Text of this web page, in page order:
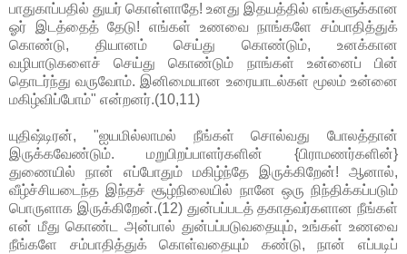
பாதுகாப்பதில் துயர் கொள்ளாதே! உனது இதயத்தில் எங்களுக்கான
ஓர் இடத்தைத் தேடு! எங்கள் உணவை நாங்களே சம்பாதித்துக்
கொண்டு, தியானம் செய்து கொண்டும், உனக்கான
வழிபாடுகளைச் செய்து கொண்டும் நாங்கள் உன்னைப் பின்
தொடர்ந்து வருவோம். இனிமையான உரையாடல்கள் மூலம் உன்னை
மகிழ்விப்போம்" என்றனர்.(10,11)
யுதிஷ்டிரன், "ஐயமில்லாமல் நீங்கள் சொல்வது போலத்தான்
இருக்கவேண்டும். மறுபிறப்பாளர்களின் {பிராமணர்களின்}
துணையில் நான் எப்போதும் மகிழ்ந்தே இருக்கிறேன்! ஆனால்,
வீழ்ச்சியடைந்த இந்தச் சூழ்நிலையில் நானே ஒரு நிந்திக்கப்படும்
பொருளாக இருக்கிறேன்.(12) துன்பப்படத் தகாதவர்களான நீங்கள்
என் மீது கொண்ட அன்பால் துன்பப்படுவதையும், உங்கள் உணவை
நீங்களே சம்பாதித்துக் கொள்வதையும் கண்டு, நான் எப்படிப்